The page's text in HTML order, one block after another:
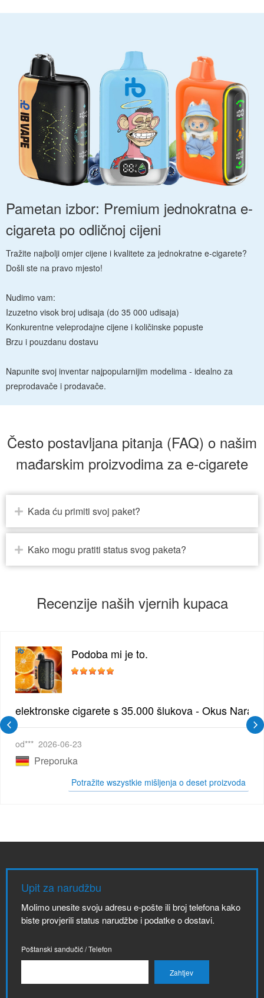
Pametan izbor: Premium jednokratna e-
cigareta po odličnoj cijeni
Tražite najbolji omjer cijene i kvalitete za jednokratne e-cigarete?
Došli ste na pravo mjesto!
Nudimo vam:
Izuzetno visok broj udisaja (do 35 000 udisaja)
Konkurentne veleprodajne cijene i količinske popuste
Brzu i pouzdanu dostavu
Napunite svoj inventar najpopularnijim modelima - idealno za
preprodavače i prodavače.
Često postavljana pitanja (FAQ) o našim
mađarskim proizvodima za e-cigarete
Kada ću primiti svoj paket?
Kako mogu pratiti status svog paketa?
Recenzije naših vjernih kupaca
| Elegantna Voćna Kombinacija
Podoba mi je to.
elektronske cigarete s 35.000 šlukova - Okus
od*** 2026-06-23
Preporuka
Potražite wszystkie mišljenja o deset proizvoda
Upit za narudžbu
Molimo unesite svoju adresu e-pošte ili broj telefona kako
biste provjerili status narudžbe i podatke o dostavi.
Poštanski sandučić / Telefon